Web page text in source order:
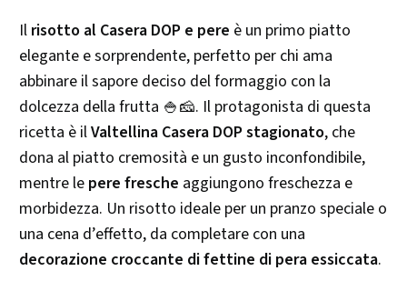
Il risotto al Casera DOP e pere è un primo piatto
elegante e sorprendente, perfetto per chi ama
abbinare il sapore deciso del formaggio con la
dolcezza della frutta 🍚🧀. Il protagonista di questa
ricetta è ilValtellina Casera DOP stagionato, che
dona al piatto cremosità e un gusto inconfondibile,
mentre le pere fresche aggiungono freschezza e
morbidezza. Un risotto ideale per un pranzo speciale o
una cena d’effetto, da completare con una
decorazione croccante di fettine di pera essiccata.